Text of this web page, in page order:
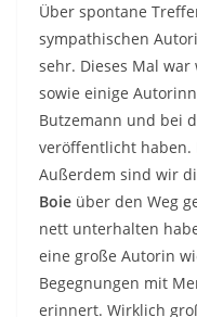
Über spontane
sympathischen
sehr. Dieses Mal war
sowie einige
Butzemann und bei
veröffentlicht haben.
Außerdem sind wir
Boie über den Weg
nett unterhalten
eine große Autorin
Begegnungen mit
erinnert. Wirklich